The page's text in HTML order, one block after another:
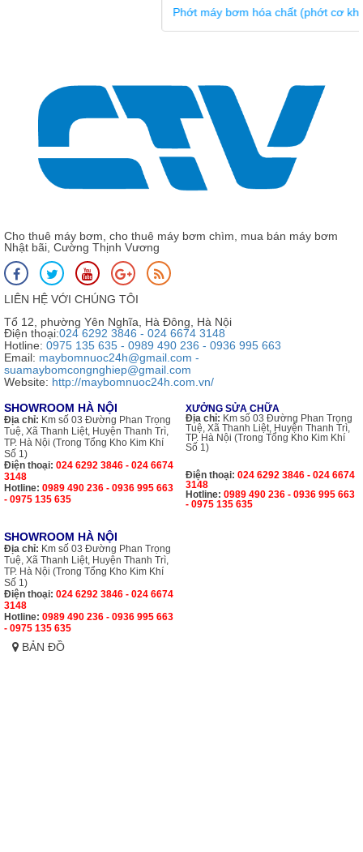
Phớt máy bơm hóa chất (phớt cơ khí) Type KU3-25-B4
Cho thuê máy bơm, cho thuê máy bơm chìm, mua bán máy bơm
Nhật bãi, Cường Thịnh Vương
LIÊN HỆ VỚI CHÚNG TÔI
Tổ 12, phường Yên Nghĩa, Hà Đông, Hà Nội
Điện thoại:024 6292 3846 - 024 6674 3148
Hotline: 0975 135 635 - 0989 490 236 - 0936 995 663
Email: maybomnuoc24h@gmail.com -
suamaybomcongnghiep@gmail.com
Website: http://maybomnuoc24h.com.vn/
SHOWROOM HÀ NỘI
Địa chỉ: Km số 03 Đường Phan Trọng
Tuệ, Xã Thanh Liệt, Huyện Thanh Trì,
TP. Hà Nội (Trong Tổng Kho Kim Khí
Số 1)
Điện thoại: 024 6292 3846 - 024 6674
3148
Hotline: 0989 490 236 - 0936 995 663
- 0975 135 635
XƯỞNG SỬA CHỮA
Địa chỉ: Km số 03 Đường Phan Trọng
Tuệ, Xã Thanh Liệt, Huyện Thanh Trì,
TP. Hà Nội (Trong Tổng Kho Kim Khí
Số 1)
Điện thoại: 024 6292 3846 - 024 6674
3148
Hotline: 0989 490 236 - 0936 995 663
- 0975 135 635
SHOWROOM HÀ NỘI
Địa chỉ: Km số 03 Đường Phan Trọng
Tuệ, Xã Thanh Liệt, Huyện Thanh Trì,
TP. Hà Nội (Trong Tổng Kho Kim Khí
Số 1)
Điện thoại: 024 6292 3846 - 024 6674
3148
Hotline: 0989 490 236 - 0936 995 663
- 0975 135 635
BẢN ĐỒ